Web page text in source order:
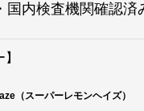
内検査機関確認済
（スーパーレモンヘイズ）